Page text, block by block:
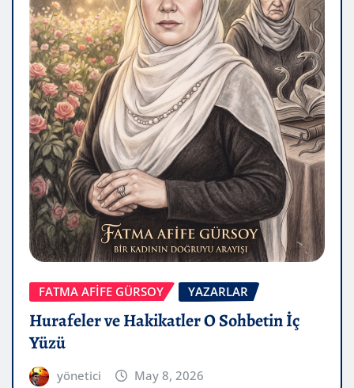
FATMA AFİFE GÜRSOY YAZARLAR
Hurafeler ve Hakikatler O Sohbetin İç
Yüzü
yönetici May 8, 2026